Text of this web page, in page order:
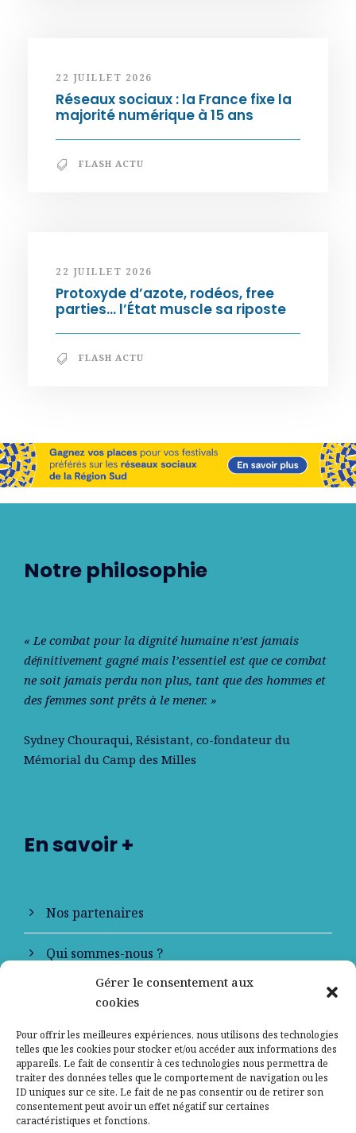
Gérer le consentement aux
cookies
Pour offrir les meilleures expériences, nous utilisons des technologies
telles que les cookies pour stocker et/ou accéder aux informations des
appareils. Le fait de consentir à ces technologies nous permettra de
traiter des données telles que le comportement de navigation ou les
ID uniques sur ce site. Le fait de ne pas consentir ou de retirer son
consentement peut avoir un effet négatif sur certaines
caractéristiques et fonctions.
22 JUILLET 2026
Réseaux sociaux : la France fixe la
majorité numérique à 15 ans
FLASH ACTU
22 JUILLET 2026
Protoxyde d’azote, rodéos, free
parties… l’État muscle sa riposte
FLASH ACTU
Notre philosophie
« Le combat pour la dignité humaine n’est jamais
déﬁnitivement gagné mais l’essentiel est que ce combat
ne soit jamais perdu non plus, tant que des hommes et
des femmes sont prêts à le mener. »
Sydney Chouraqui, Résistant, co-fondateur du
Mémorial du Camp des Milles
En savoir +
Nos partenaires
Qui sommes-nous ?
Contactez-nous
Mentions légales
Politique de confidentialité